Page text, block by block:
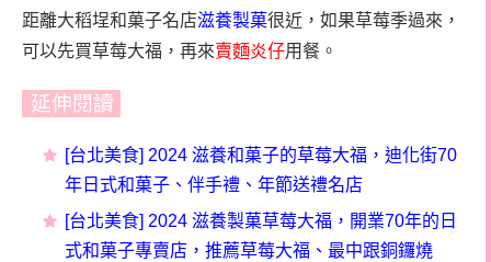
距離大稻埕和菓子名店滋養製菓很近，如果草莓季過來，
可以先買草莓大福，再來賣麵炎仔用餐。
延伸閱讀
[台北美食] 2024 滋養和菓子的草莓大福，迪化街70
年日式和菓子、伴手禮、年節送禮名店
[台北美食] 2024 滋養製菓草莓大福，開業70年的日
式和菓子專賣店，推薦草莓大福、最中跟銅鑼燒